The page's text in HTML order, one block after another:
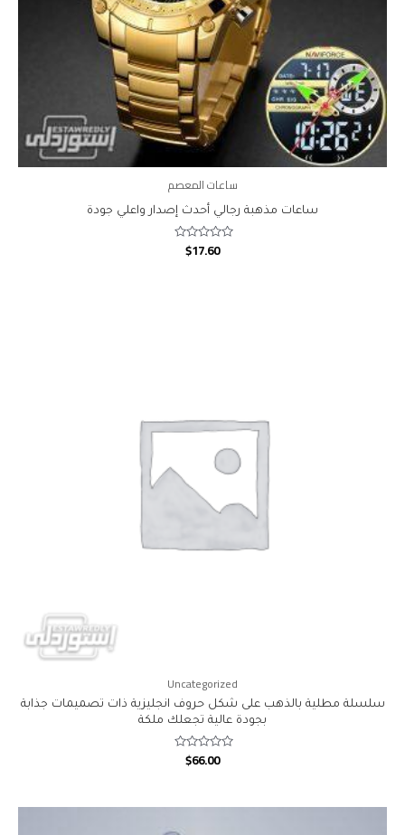
ساعات المعصم
ساعات مذهبة رجالي أحدث إصدار واعلي جودة
Rated
$17.60
Uncategorized
سلسلة مطلية بالذهب على شكل حروف انجليزية ذات تصميمات جذابة
بجودة عالية تجعلك ملكة
Rated
$66.00